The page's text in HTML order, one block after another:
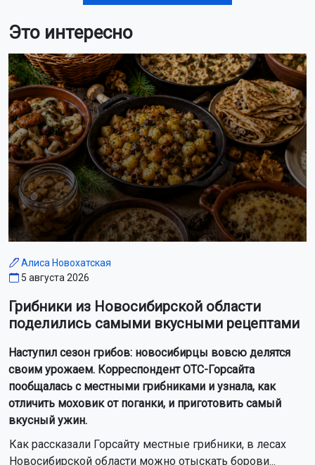
На месте происшествия работали сотрудники
Госавтоинспекции и следственно-оперативная группа.
Правоохранители выясняют обстоятельства ДТП.
Ранее «Лада» сбилапожилую женщину на перекрёстке
в Новосибирске.
Поделиться новостью:
Автор: Екатерина Шамина
Читать все
публикации автора
Агентство новостей
мотоциклист ДТП происшествия Новосибирск
Пишите нам:
internet@otstv.ru